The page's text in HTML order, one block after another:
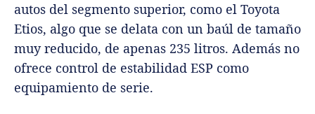
autos del segmento superior, como el Toyota
Etios, algo que se delata con un baúl de tamaño
muy reducido, de apenas 235 litros. Además no
ofrece control de estabilidad ESP como
equipamiento de serie.